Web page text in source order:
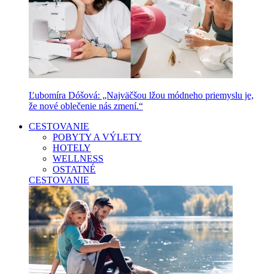
Ľubomíra Dóšová: „Najväčšou lžou módneho priemyslu je,
že nové oblečenie nás zmení.“
CESTOVANIE
POBYTY A VÝLETY
HOTELY
WELLNESS
OSTATNÉ
CESTOVANIE